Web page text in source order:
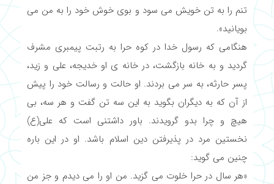
تنم را به تن خویش می سود و بوی خوش خود را به من می
بویانید».
هنگامی که رسول خدا در کوه حرا به رتبت پیمبری مشرف
گردید و به خانه بازگشت، در خانه ی او خدیجه، علی و زید،
پسر حارثه، به سر می بردند. او حالت و رسالت خود را پیش
از آن که به دیگران بگوید به این سه تن گفت و هر سه، بی
هیچ و چرا بدو گرویدند. باور داشتنی است که علی(ع)
نخستین مرد در پذیرفتن دین اسلام باشد. او در این باره
چنین می گوید:
«هر سال در حرا خلوت می گزید. من او را می دیدم و جز من